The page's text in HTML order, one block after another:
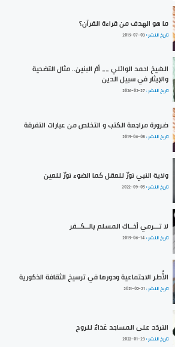
ما هو الهدف من قراءة القرآن؟
تاريخ النشر :2019-07-03
الشيخ احمد الوائلي __ أمّ البنين.. مثال التضحية
والإيثار في سبيل الدين
تاريخ النشر :2026-02-27
ضرورة مراجعة الكتب و التخلص من عبارات التفرقة
تاريخ النشر :2019-06-08
ولاية النبي نورٌ للعقل كما الضوء نورٌ للعين
تاريخ النشر :2022-09-05
لا تـــرمي أخــاك المسلم بالــكــفر
تاريخ النشر : 2019-06-14
الأُطر الاجتماعية ودورها في ترسيخ الثقافة الذكورية
تاريخ النشر :2021-02-21
التردّد على المساجد غذاءٌ للروح
تاريخ النشر :2022-01-23